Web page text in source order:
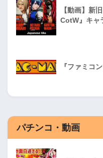
【動画】新
CotW』キャ
『ファミコ
パチンコ・動画